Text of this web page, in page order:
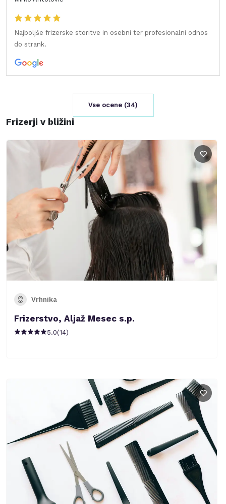
Najboljše frizerske storitve in osebni ter profesionalni odnos
do strank.
Vse ocene (34)
Frizerji v bližini
Vrhnika
Frizerstvo, Aljaž Mesec s.p.
5.0(14)